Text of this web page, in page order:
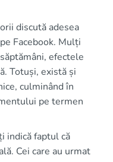
discută adesea
Facebook. Mulți
efectele
Totuși, există și
culminând în
pe termen
indică faptul că
Cei care au urmat